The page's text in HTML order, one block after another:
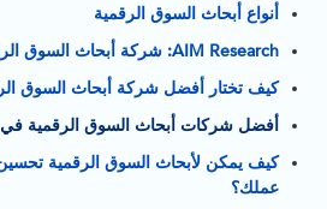
أنواع أبحاث السوق الرقمية
AIM Research: شركة أبحاث السوق الرقمية الرائدة
كيف تختار أفضل شركة أبحاث السوق
أفضل شركات أبحاث السوق الرقمية في 2025
كيف يمكن لأبحاث السوق الرقمية
عملك؟